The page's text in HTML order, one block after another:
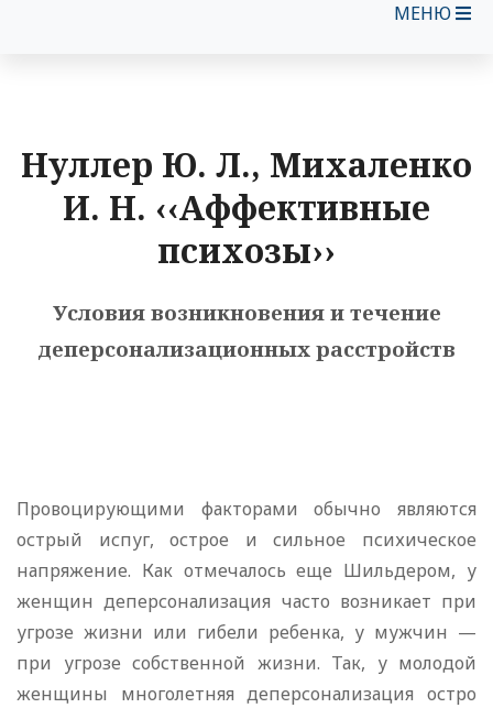
МЕНЮ
Нуллер Ю. Л., Михаленко
И. Н. ‹‹Аффективные
психозы››
Условия возникновения и течение
деперсонализационных расстройств
Провоцирующими факторами обычно являются
острый испуг, острое и сильное психическое
напряжение. Как отмечалось еще Шильдером, у
женщин деперсонализация часто возникает при
угрозе жизни или гибели ребенка, у мужчин —
при угрозе собственной жизни. Так, у молодой
женщины многолетняя деперсонализация остро